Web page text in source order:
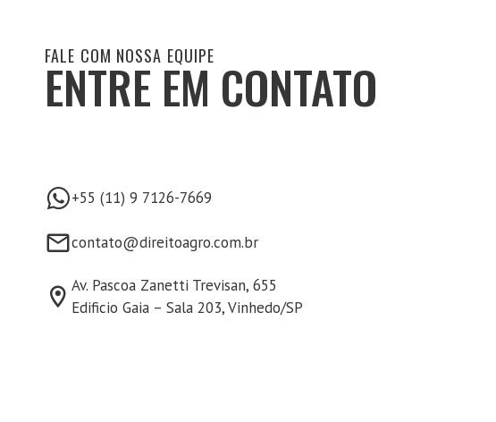
FALE COM NOSSA EQUIPE
ENTRE EM CONTATO
+55 (11) 9 7126-7669
contato@direitoagro.com.br
Av. Pascoa Zanetti Trevisan, 655
Edificio Gaia – Sala 203, Vinhedo/SP